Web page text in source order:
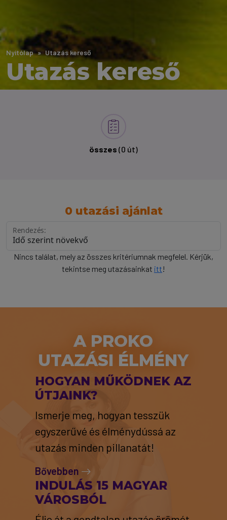
Nyitólap Utazás kereső
Utazás kereső
összes (0 út)
0 utazási ajánlat
Rendezés:
Nincs találat, mely az összes kritériumnak megfelel. Kérjük,
tekintse meg utazásainkat itt!
A PROKO
UTAZÁSI ÉLMÉNY
HOGYAN MŰKÖDNEK AZ
ÚTJAINK?
Ismerje meg, hogyan tesszük
egyszerűvé és élménydússá az
utazás minden pillanatát!
Bővebben
INDULÁS 15 MAGYAR
VÁROSBÓL